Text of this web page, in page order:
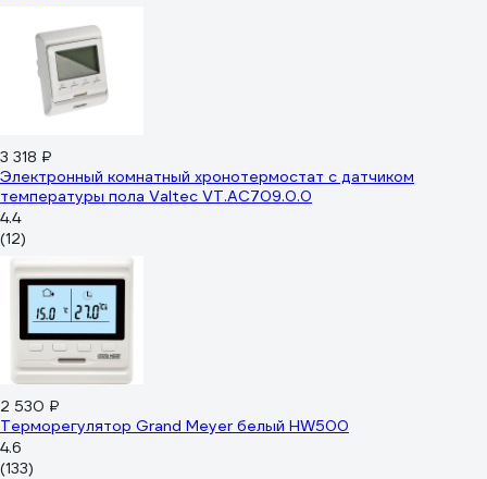
3 318 ₽
Электронный комнатный хронотермостат с датчиком
температуры пола Valtec VT.AC709.0.0
4.4
(12)
2 530 ₽
Терморегулятор Grand Meyer белый HW500
4.6
(133)